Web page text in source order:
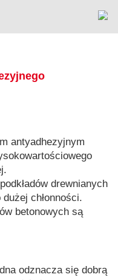
antyadhezyjnym
drewnianych
chłonności.
betonowych są
odznacza się dobrą